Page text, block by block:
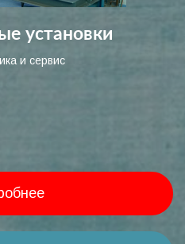
установки
и сервис